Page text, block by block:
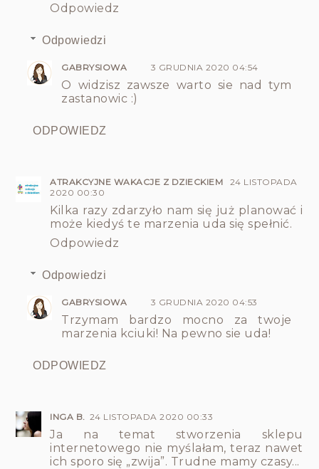
Odpowiedz
Odpowiedzi
GABRYSIOWA 3 GRUDNIA 2020 04:54
O widzisz zawsze warto sie nad tym
zastanowic :)
ODPOWIEDZ
ATRAKCYJNE WAKACJE Z DZIECKIEM
24 LISTOPADA
2020 00:30
Kilka razy zdarzyło nam się już planować i
może kiedyś te marzenia uda się spełnić.
Odpowiedz
Odpowiedzi
GABRYSIOWA 3 GRUDNIA 2020 04:53
Trzymam bardzo mocno za twoje
marzenia kciuki! Na pewno sie uda!
ODPOWIEDZ
INGA B. 24 LISTOPADA 2020 00:33
Ja na temat stworzenia sklepu
internetowego nie myślałam, teraz nawet
ich sporo się „zwija”. Trudne mamy czasy...